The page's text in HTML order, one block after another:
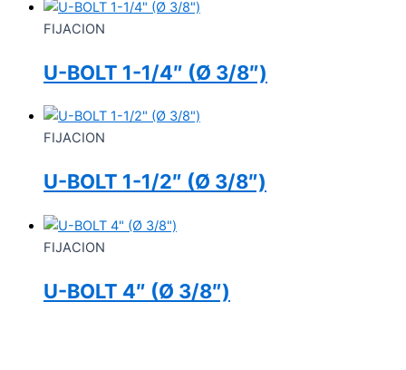
FIJACION
U-BOLT 1-1/4″ (Ø 3/8″)
FIJACION
U-BOLT 1-1/2″ (Ø 3/8″)
FIJACION
U-BOLT 4″ (Ø 3/8″)